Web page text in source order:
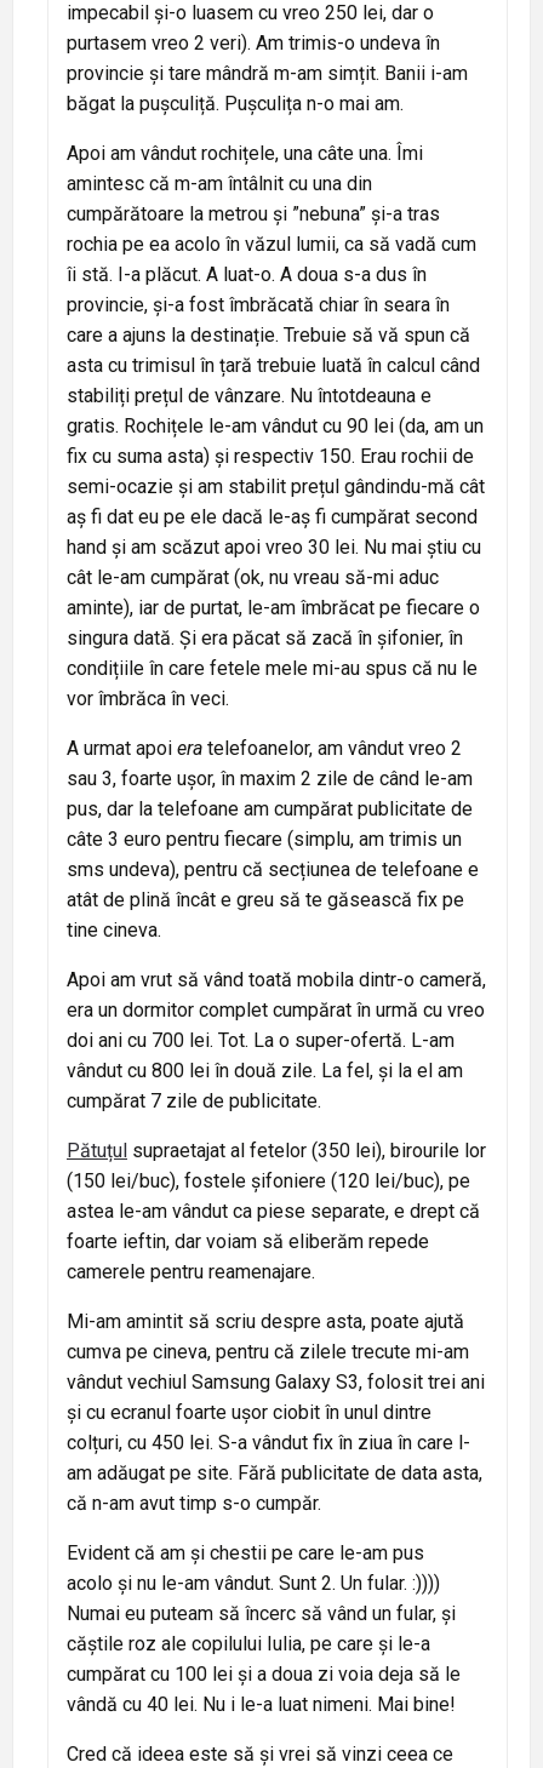
impecabil și-o luasem cu vreo 250 lei, dar o
purtasem vreo 2 veri). Am trimis-o undeva în
provincie și tare mândră m-am simțit. Banii i-am
băgat la pușculiță. Pușculița n-o mai am.
Apoi am vândut rochițele, una câte una. Îmi
amintesc că m-am întâlnit cu una din
cumpărătoare la metrou și ”nebuna” și-a tras
rochia pe ea acolo în văzul lumii, ca să vadă cum
îi stă. I-a plăcut. A luat-o. A doua s-a dus în
provincie, și-a fost îmbrăcată chiar în seara în
care a ajuns la destinație. Trebuie să vă spun că
asta cu trimisul în țară trebuie luată în calcul când
stabiliți prețul de vânzare. Nu întotdeauna e
gratis. Rochițele le-am vândut cu 90 lei (da, am un
fix cu suma asta) și respectiv 150. Erau rochii de
semi-ocazie și am stabilit prețul gândindu-mă cât
aș fi dat eu pe ele dacă le-aș fi cumpărat second
hand și am scăzut apoi vreo 30 lei. Nu mai știu cu
cât le-am cumpărat (ok, nu vreau să-mi aduc
aminte), iar de purtat, le-am îmbrăcat pe fiecare o
singura dată. Și era păcat să zacă în șifonier, în
condițiile în care fetele mele mi-au spus că nu le
vor îmbrăca în veci.
A urmat apoi era telefoanelor, am vândut vreo 2
sau 3, foarte ușor, în maxim 2 zile de când le-am
pus, dar la telefoane am cumpărat publicitate de
câte 3 euro pentru fiecare (simplu, am trimis un
sms undeva), pentru că secțiunea de telefoane e
atât de plină încât e greu să te găsească fix pe
tine cineva.
Apoi am vrut să vând toată mobila dintr-o cameră,
era un dormitor complet cumpărat în urmă cu vreo
doi ani cu 700 lei. Tot. La o super-ofertă. L-am
vândut cu 800 lei în două zile. La fel, și la el am
cumpărat 7 zile de publicitate.
Pătuțul supraetajat al fetelor (350 lei), birourile lor
(150 lei/buc), fostele șifoniere (120 lei/buc), pe
astea le-am vândut ca piese separate, e drept că
foarte ieftin, dar voiam să eliberăm repede
camerele pentru reamenajare.
Mi-am amintit să scriu despre asta, poate ajută
cumva pe cineva, pentru că zilele trecute mi-am
vândut vechiul Samsung Galaxy S3, folosit trei ani
și cu ecranul foarte ușor ciobit în unul dintre
colțuri, cu 450 lei. S-a vândut fix în ziua în care l-
am adăugat pe site. Fără publicitate de data asta,
că n-am avut timp s-o cumpăr.
Evident că am și chestii pe care le-am pus
acolo și nu le-am vândut. Sunt 2. Un fular. :))))
Numai eu puteam să încerc să vând un fular, și
căștile roz ale copilului Iulia, pe care și le-a
cumpărat cu 100 lei și a doua zi voia deja să le
vândă cu 40 lei. Nu i le-a luat nimeni. Mai bine!
Cred că ideea este să și vrei să vinzi ceea ce